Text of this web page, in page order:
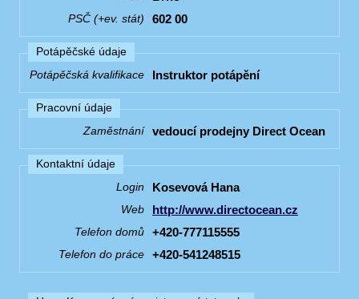
PSČ (+ev. stát) 602 00
Potápěčské údaje
Potápěčská kvalifikace
Instruktor potápění
Pracovní údaje
Zaměstnání
vedoucí prodejny Direct Ocean
Kontaktní údaje
Login
Kosevová Hana
Web http://www.directocean.cz
Telefon domů +420-777115555
Telefon do práce +420-541248515